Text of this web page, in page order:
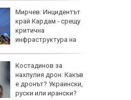
Мирчев: Инцидентът
край Кардам - срещу
критична
инфраструктура на
Костадинов за
нахлулия дрон: Какъв
е дронът? Украински,
руски или ирански?